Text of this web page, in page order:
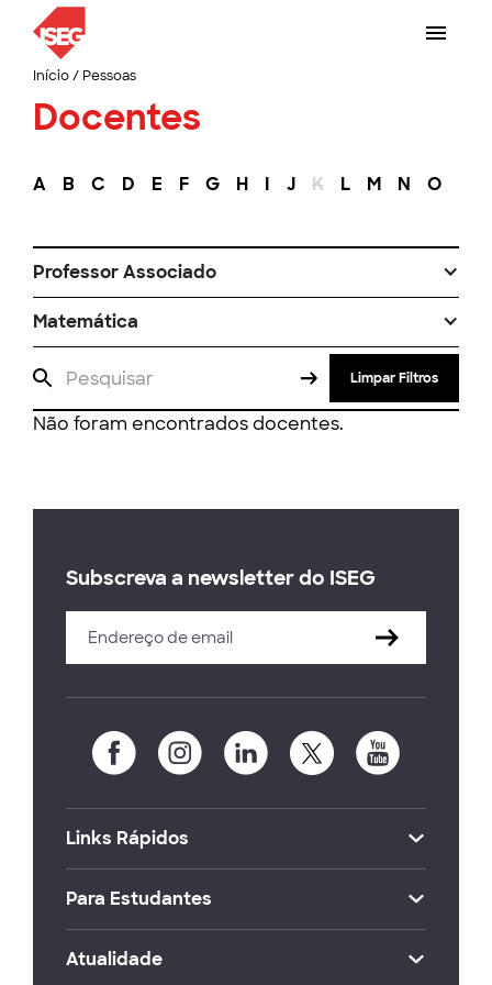
Início/ Pessoas
Docentes
A B C D E F G H I J K L M N O
Professor Associado
Matemática
Limpar Filtros
Não foram encontrados docentes.
Subscreva a newsletter do ISEG
Links Rápidos
Para Estudantes
Atualidade